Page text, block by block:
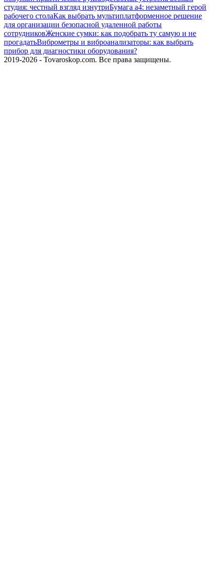
студия: честный взгляд изнутриБумага а4: незаметный герой
рабочего столаКак выбрать мультиплатформенное решение
для организации безопасной удаленной работы
сотрудниковЖенские сумки: как подобрать ту самую и не
прогадатьВиброметры и виброанализаторы: как выбрать
прибор для диагностики оборудования?
2019-2026 - Tovaroskop.com. Все права защищены.